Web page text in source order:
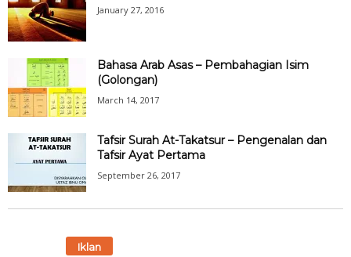
January 27, 2016
Bahasa Arab Asas – Pembahagian Isim
(Golongan)
March 14, 2017
Tafsir Surah At-Takatsur – Pengenalan dan
Tafsir Ayat Pertama
September 26, 2017
Iklan